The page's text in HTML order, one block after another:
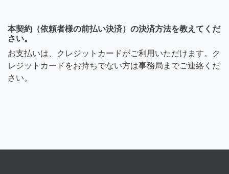
本契約（依頼者様の前払い決済）の決済方法を教えてくだ
さい。
お支払いは、クレジットカードがご利用いただけます。ク
レジットカードをお持ちでない方は事務局までご連絡くだ
さい。